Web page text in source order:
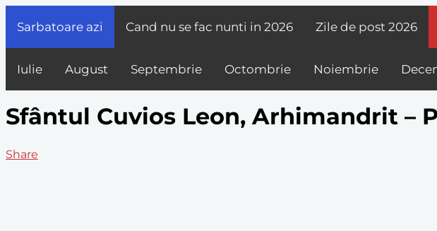
Sarbatoare azi Cand nu se fac nunti in 2026 Zile de post 2026
Iulie August Septembrie Octombrie Noiembrie
Sfântul Cuvios Leon, Arhimandrit –
Share